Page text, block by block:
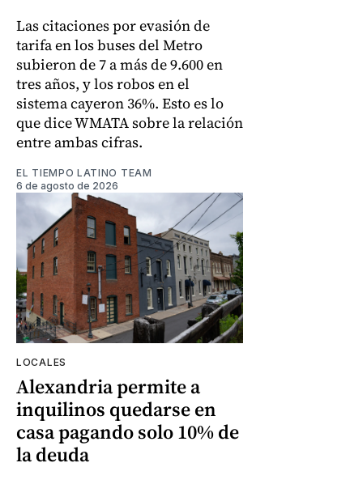
Las citaciones por evasión de
tarifa en los buses del Metro
subieron de 7 a más de 9.600 en
tres años, y los robos en el
sistema cayeron 36%. Esto es lo
que dice WMATA sobre la relación
entre ambas cifras.
EL TIEMPO LATINO TEAM
6 de agosto de 2026
LOCALES
Alexandria permite a
inquilinos quedarse en
casa pagando solo 10% de
la deuda